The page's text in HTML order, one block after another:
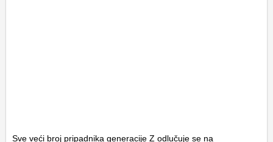
Sve veći broj pripadnika generacije Z odlučuje se na